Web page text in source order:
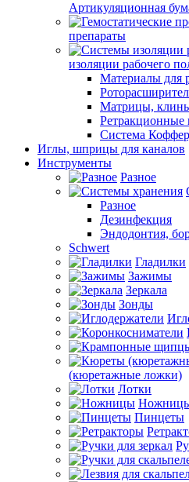
Артикуляционная
препараты
изоляции рабочего
Материалы для
Матрицы,
Ретракционные
Система
Иглы, шприцы для каналов
Инструменты
Разное
Разное
Дезинфекция
Эндодонтия,
Schwert
Гладилки
Зажимы
Зеркала
Зонды
(кюретажные ложки)
Лотки
Пинцеты